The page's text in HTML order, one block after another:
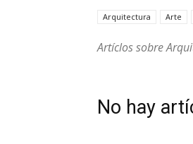
Arquitectura Arte
Artíclos sobre
No hay